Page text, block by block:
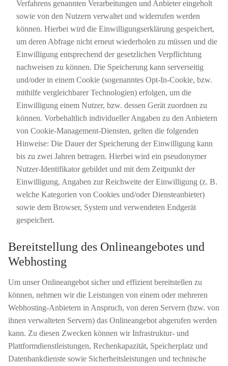
Verfahrens genannten Verarbeitungen und Anbieter eingeholt
sowie von den Nutzern verwaltet und widerrufen werden
können. Hierbei wird die Einwilligungserklärung gespeichert,
um deren Abfrage nicht erneut wiederholen zu müssen und die
Einwilligung entsprechend der gesetzlichen Verpflichtung
nachweisen zu können. Die Speicherung kann serverseitig
und/oder in einem Cookie (sogenanntes Opt-In-Cookie, bzw.
mithilfe vergleichbarer Technologien) erfolgen, um die
Einwilligung einem Nutzer, bzw. dessen Gerät zuordnen zu
können. Vorbehaltlich individueller Angaben zu den Anbietern
von Cookie-Management-Diensten, gelten die folgenden
Hinweise: Die Dauer der Speicherung der Einwilligung kann
bis zu zwei Jahren betragen. Hierbei wird ein pseudonymer
Nutzer-Identifikator gebildet und mit dem Zeitpunkt der
Einwilligung, Angaben zur Reichweite der Einwilligung (z. B.
welche Kategorien von Cookies und/oder Diensteanbieter)
sowie dem Browser, System und verwendeten Endgerät
gespeichert.
Bereitstellung des Onlineangebotes und
Webhosting
Um unser Onlineangebot sicher und effizient bereitstellen zu
können, nehmen wir die Leistungen von einem oder mehreren
Webhosting-Anbietern in Anspruch, von deren Servern (bzw. von
ihnen verwalteten Servern) das Onlineangebot abgerufen werden
kann. Zu diesen Zwecken können wir Infrastruktur- und
Plattformdienstleistungen, Rechenkapazität, Speicherplatz und
Datenbankdienste sowie Sicherheitsleistungen und technische